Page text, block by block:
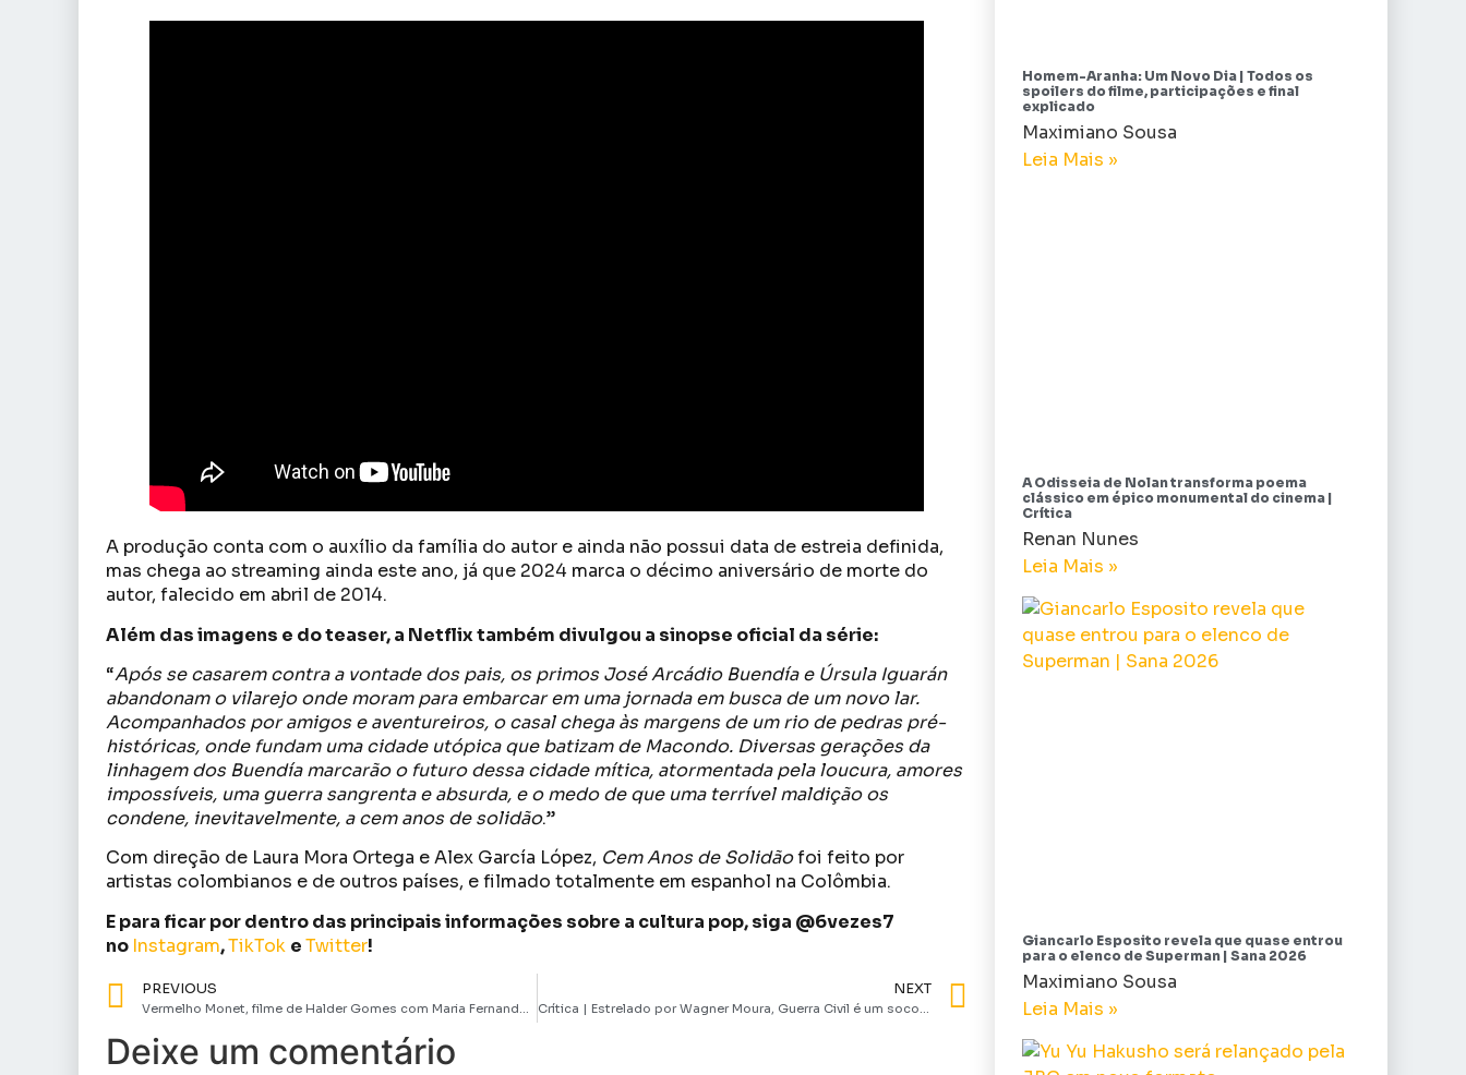
A produção conta com o auxílio da família do autor e ainda não possui data de estreia definida,
mas chega ao streaming ainda este ano, já que 2024 marca o décimo aniversário de morte do
autor, falecido em abril de 2014.
Além das imagens e do teaser, a Netflix também divulgou a sinopse oficial da série:
“Após se casarem contra a vontade dos pais, os primos José Arcádio Buendía e Úrsula Iguarán
abandonam o vilarejo onde moram para embarcar em uma jornada em busca de um novo lar.
Acompanhados por amigos e aventureiros, o casal chega às margens de um rio de pedras pré-
históricas, onde fundam uma cidade utópica que batizam de Macondo. Diversas gerações da
linhagem dos Buendía marcarão o futuro dessa cidade mítica, atormentada pela loucura, amores
impossíveis, uma guerra sangrenta e absurda, e o medo de que uma terrível maldição os
condene, inevitavelmente, a cem anos de solidão.”
Com direção de Laura Mora Ortega e Alex García López, Cem Anos de Solidãofoi feito por
artistas colombianos e de outros países, e filmado totalmente em espanhol na Colômbia.
E para ficar por dentro das principais informações sobre a cultura pop, siga @6vezes7
no Instagram,TikTok eTwitter!
PREVIOUS
Vermelho Monet, filme de Halder Gomes com Maria Fernanda Cândido, ganha data de estreia
NEXT
Crítica | Estrelado por Wagner Moura, Guerra Civil é um soco no estômago
Deixe um comentário
Homem-Aranha: Um Novo Dia | Todos os
spoilers do filme, participações e final
explicado
Maximiano Sousa
Leia Mais »
A Odisseia de Nolan transforma poema
clássico em épico monumental do cinema |
Crítica
Renan Nunes
Leia Mais »
Giancarlo Esposito revela que quase entrou
para o elenco de Superman | Sana 2026
Maximiano Sousa
Leia Mais »